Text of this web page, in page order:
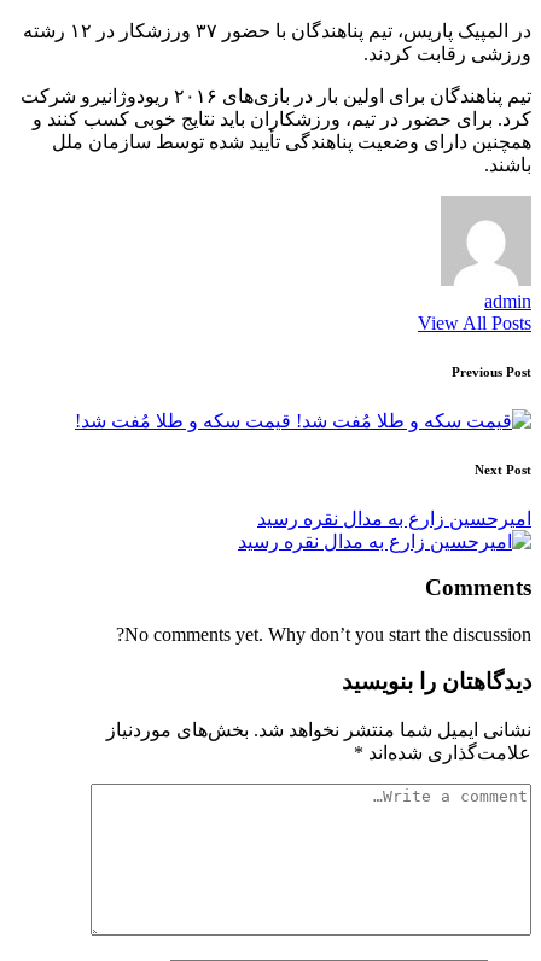
در المپیک پاریس، تیم پناهندگان با حضور ۳۷ ورزشکار در ۱۲ رشته
ورزشی رقابت کردند.
تیم پناهندگان برای اولین بار در بازی‌های ۲۰۱۶ ریودوژانیرو شرکت
کرد. برای حضور در تیم، ورزشکاران باید نتایج خوبی کسب کنند و
همچنین دارای وضعیت پناهندگی تأیید شده توسط سازمان ملل
باشند.
admin
View All Posts
Post
navigation
Previous Post
قیمت سکه و طلا مُفت شد!
Next Post
امیرحسین زارع به مدال نقره رسید
Comments
No comments yet. Why don’t you start the discussion?
دیدگاهتان را بنویسید
نشانی ایمیل شما منتشر نخواهد شد. بخش‌های موردنیاز
علامت‌گذاری شده‌اند *